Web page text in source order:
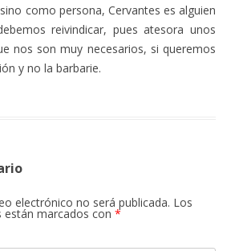
como persona, Cervantes es alguien
reivindicar, pues atesora unos
nos son muy necesarios, si queremos
y no la barbarie.
electrónico no será publicada. Los
marcados con *